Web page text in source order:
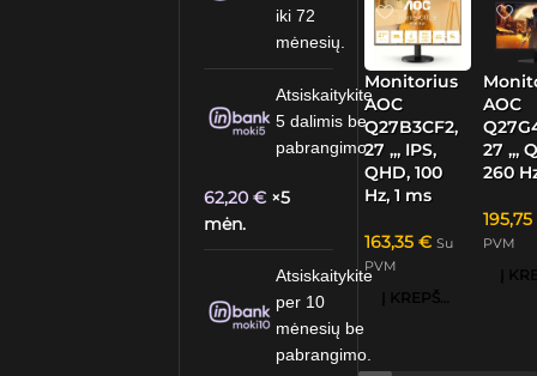
iki 72
mėnesių.
Atsiskaitykite
5 dalimis be
pabrangimo.
62,20€ ×5
mėn.
Atsiskaitykite
per 10
mėnesių be
pabrangimo.
Monitorius
AOC
Q27B3CF2,
27 „, IPS,
QHD, 100
Hz, 1 ms
163,35 € Su
PVM
Į KREPŠELĮ
AOC
27 „,
260
195,75
PVM